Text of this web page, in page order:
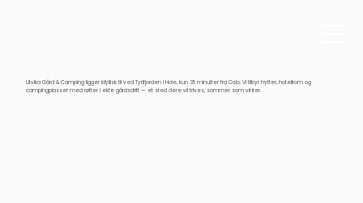
Utvika Gård & Camping ligger idyllisk til ved Tyrifjorden i Hole, kun 35 minutter fra Oslo. Vi tilbyr hytter, hotellrom og
campingplasser med røtter i ekte gårdsdrift — et sted dere vil trives, sommer som vinter.